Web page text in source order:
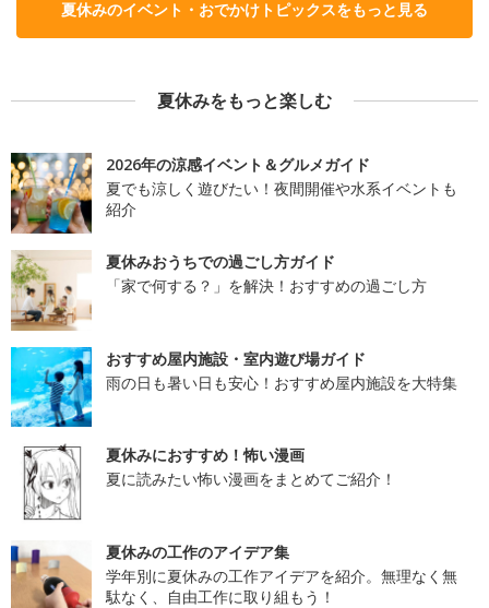
夏休みのイベント・おでかけトピックスをもっと見る
夏休みをもっと楽しむ
2026年の涼感イベント＆グルメガイド
夏でも涼しく遊びたい！夜間開催や水系イベントも
紹介
夏休みおうちでの過ごし方ガイド
「家で何する？」を解決！おすすめの過ごし方
おすすめ屋内施設・室内遊び場ガイド
雨の日も暑い日も安心！おすすめ屋内施設を大特集
夏休みにおすすめ！怖い漫画
夏に読みたい怖い漫画をまとめてご紹介！
夏休みの工作のアイデア集
学年別に夏休みの工作アイデアを紹介。無理なく無
駄なく、自由工作に取り組もう！